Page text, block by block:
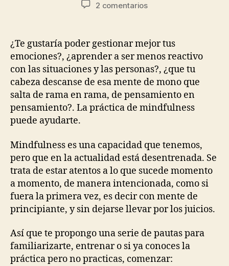
2 comentarios
¿Te gustaría poder gestionar mejor tus
emociones?, ¿aprender a ser menos reactivo
con las situaciones y las personas?, ¿que tu
cabeza descanse de esa mente de mono que
salta de rama en rama, de pensamiento en
pensamiento?. La práctica de mindfulness
puede ayudarte.
Mindfulness es una capacidad que tenemos,
pero que en la actualidad está desentrenada. Se
trata de estar atentos a lo que sucede momento
a momento, de manera intencionada, como si
fuera la primera vez, es decir con mente de
principiante, y sin dejarse llevar por los juicios.
Así que te propongo una serie de pautas para
familiarizarte, entrenar o si ya conoces la
práctica pero no practicas, comenzar: